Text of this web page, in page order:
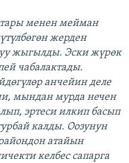
менен мейман
жерден
жыгылды. Эски жүрөк
чабалактады.
анчейин деле
мындан мурда нечен
эртеси илкип басып
калды. Оозунун
атайын
келбес сапарга